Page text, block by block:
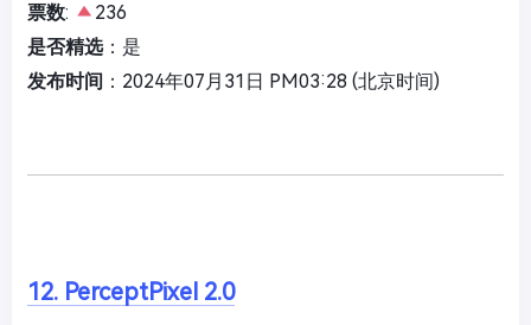
票数:
236
是否精选：是
发布时间 ：2024年07月31日 PM03:28 (北京时间)
12. PerceptPixel 2.0